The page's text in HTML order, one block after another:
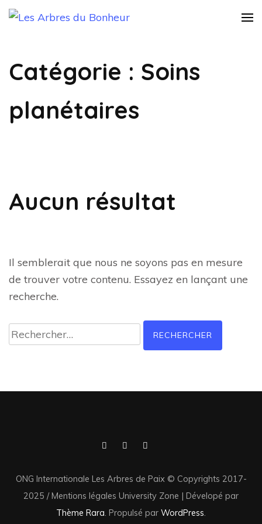
Catégorie : Soins
planétaires
Aucun résultat
Il semblerait que nous ne soyons pas en mesure
de trouver votre contenu. Essayez en lançant une
recherche.
ONG Internationale Les Arbres de Paix © Copyrights 2017-
2025 / Mentions légales University Zone | Dévelopé par
Thème Rara. Propulsé par WordPress.